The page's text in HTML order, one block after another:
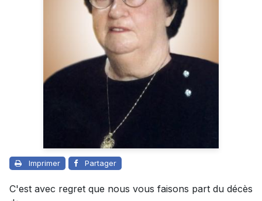
Imprimer Partager
C'est avec regret que nous vous faisons part du décès